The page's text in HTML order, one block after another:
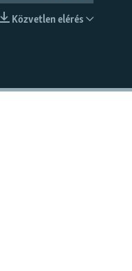
Közvetlen elérés